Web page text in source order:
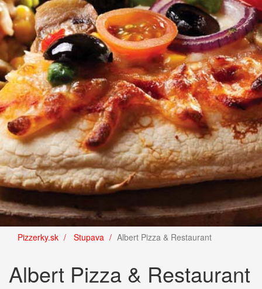
Pizzerky.sk Stupava Albert Pizza & Restaurant
Albert Pizza & Restaurant